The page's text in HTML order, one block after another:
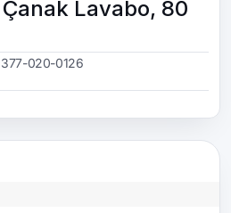
Lavabo, 80
020-0126